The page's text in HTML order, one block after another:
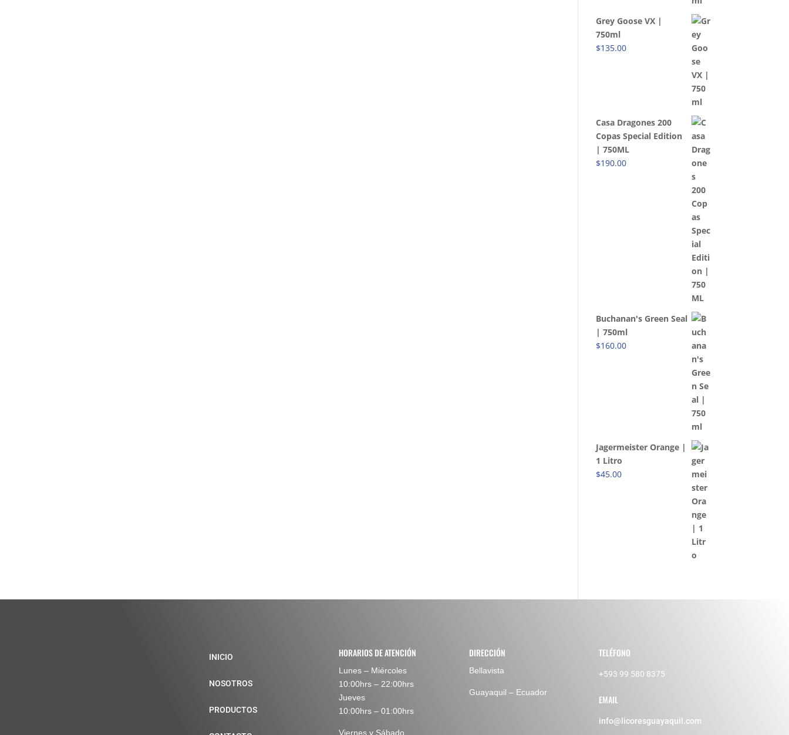
Grey Goose VX |
750ml
$135.00
Casa Dragones 200
Copas Special Edition
| 750ML
$190.00
Buchanan's Green Seal
| 750ml
$160.00
Jagermeister Orange |
1 Litro
$45.00
INICIO
NOSOTROS
PRODUCTOS
HORARIOS DE ATENCIÓN
Lunes – Miércoles
10:00hrs – 22:00hrs
Jueves
10:00hrs – 01:00hrs
Viernes y Sábado
DIRECCIÓN
Bellavista
Guayaquil – Ecuador
TELÉFONO
+593 99 580 8375
EMAIL
info@licoresguayaquil.com